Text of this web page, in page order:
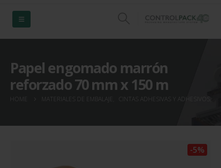
Papel engomado marrón
reforzado 70 mm x 150 m
HOME MATERIALES DE EMBALAJE CINTAS ADHESIVAS Y ADHESIVOS
-5%